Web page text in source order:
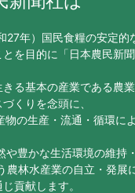
27年）国民食糧の安定的
を目的に「日本農民新
る基本の産業である農
くりを念頭に、
物の生産・流通・循環に
や豊かな生活環境の維持
農林水産業の自立・発展
貢献します。